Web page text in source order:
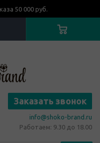
50 000 руб.
Заказать звонок
info@shoko-brand.ru
Работаем: 9.30 до 18.00